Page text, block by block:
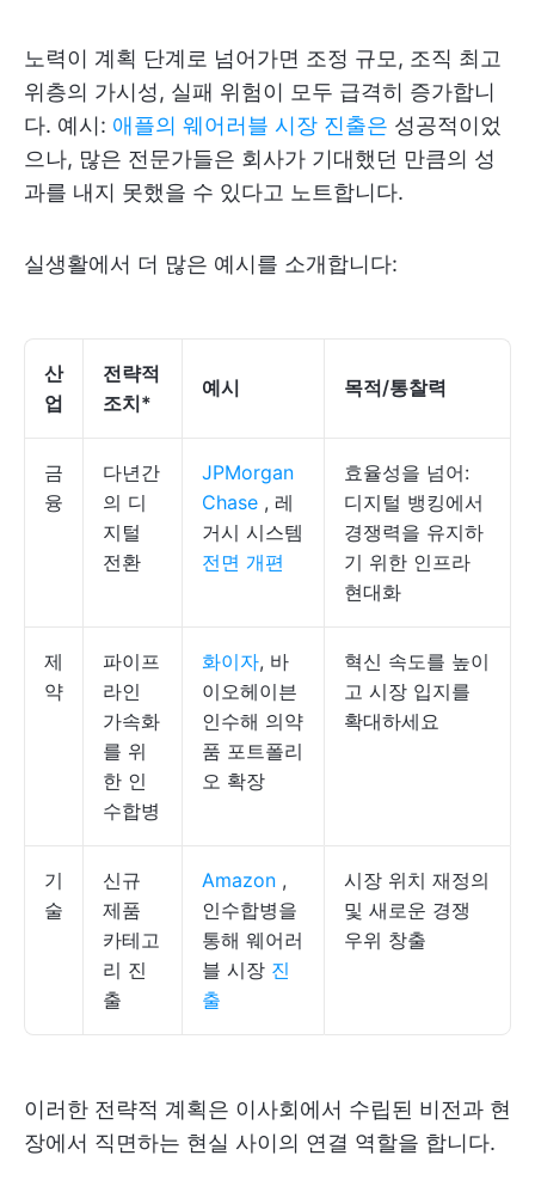
노력이 계획 단계로 넘어가면 조정 규모, 조직 최고
위층의 가시성, 실패 위험이 모두 급격히 증가합니
다. 예시: 애플의 웨어러블 시장 진출은 성공적이었
으나, 많은 전문가들은 회사가 기대했던 만큼의 성
과를 내지 못했을 수 있다고 노트합니다.
실생활에서 더 많은 예시를 소개합니다:
산
업
전략적
조치*
예시 목적/통찰력
금
융
다년간
의 디
지털
전환
JPMorgan
Chase , 레
거시 시스템
전면 개편
효율성을 넘어:
디지털 뱅킹에서
경쟁력을 유지하
기 위한 인프라
현대화
제
약
파이프
라인
가속화
를 위
한 인
수합병
화이자, 바
이오헤이븐
인수해 의약
품 포트폴리
오 확장
혁신 속도를 높이
고 시장 입지를
확대하세요
기
술
신규
제품
카테고
리 진
출
Amazon ,
인수합병을
통해 웨어러
블 시장 진
출
시장 위치 재정의
및 새로운 경쟁
우위 창출
이러한 전략적 계획은 이사회에서 수립된 비전과 현
장에서 직면하는 현실 사이의 연결 역할을 합니다.